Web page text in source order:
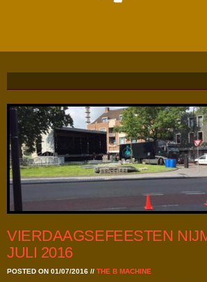
VIERDAAGSEFEESTEN
JULI 2016
POSTED ON 01/07/2016 // THE B MACHINE